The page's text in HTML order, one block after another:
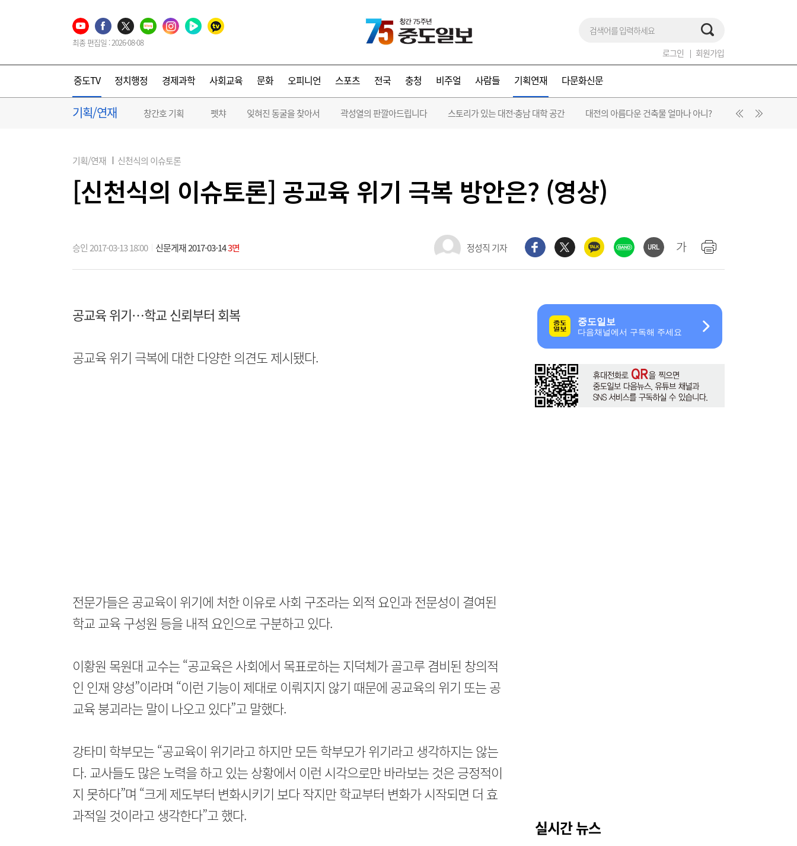
최종 편집일 : 2026-08-08
로그인 회원가입
중도TV 정치행정 경제과학 사회교육 문화 오피니언 스포츠 전국 충청 비주얼 사람들 기획연재 다문화신문
기획/연재 창간호 기획 펫챠 잊혀진 동굴을 찾아서 곽성열의 판깔아드립니다 스토리가 있는 대전·충남 대학 공간 대전의 아름다운 건축물 얼마나 아니? 대전 Y-zone 프로
기획/연재 신천식의 이슈토론
[신천식의 이슈토론] 공교육 위기 극복 방안은? (영상)
승인 2017-03-13 18:00 신문게재 2017-03-143면 정성직 기자
공교육 위기…학교 신뢰부터 회복
공교육 위기 극복에 대한 다양한 의견도 제시됐다.
전문가들은 공교육이 위기에 처한 이유로 사회 구조라는 외적 요인과 전문성이 결여된
학교 교육 구성원 등을 내적 요인으로 구분하고 있다.
이황원 목원대 교수는 “공교육은 사회에서 목표로하는 지덕체가 골고루 겸비된 창의적
인 인재 양성”이라며 “이런 기능이 제대로 이뤄지지 않기 때문에 공교육의 위기 또는 공
교육 붕괴라는 말이 나오고 있다”고 말했다.
강타미 학부모는 “공교육이 위기라고 하지만 모든 학부모가 위기라고 생각하지는 않는
다. 교사들도 많은 노력을 하고 있는 상황에서 이런 시각으로만 바라보는 것은 긍정적이
지 못하다”며 “크게 제도부터 변화시키기 보다 작지만 학교부터 변화가 시작되면 더 효
과적일 것이라고 생각한다”고 했다.
실시간 뉴스
1시간전